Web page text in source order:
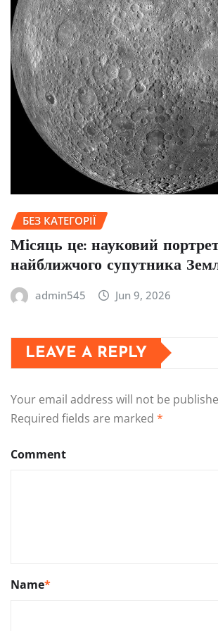
БЕЗ КАТЕГОРІЇ
Місяць це: науковий
найближчого супутника
admin545 Jun 9, 2026
LEAVE A REPLY
Your email address will not be
Required fields are marked *
Comment
Name*